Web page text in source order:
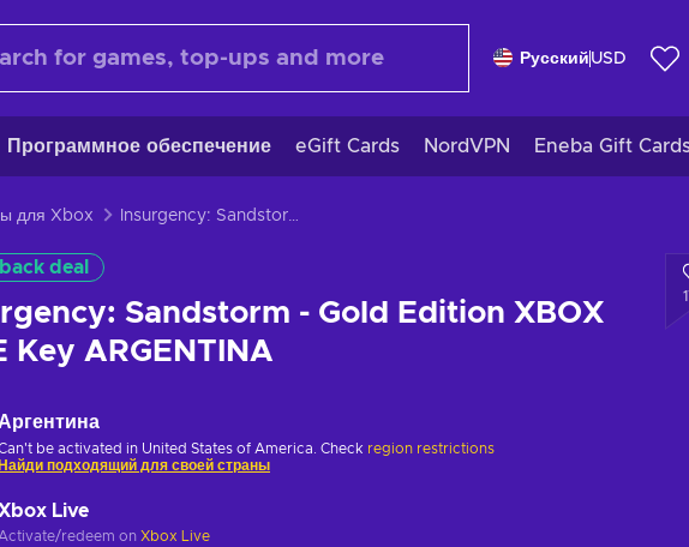
Русский USD
Программное обеспечение eGift Cards NordVPN Eneba Gift
для Xbox Insurgency: Sandstorm - Gold Edition XBOX LIVE Key ARGENTINA
deal
Sandstorm - Gold Edition XBOX
Key ARGENTINA
Аргентина
be activated in United States of America. Check region restrictions
Найди подходящий для своей страны
Xbox Live
Activate/redeem on Xbox Live